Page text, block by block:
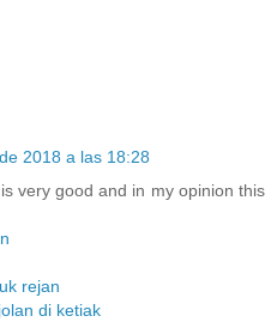
2018 a las 18:28
very good and in my opinion this
rejan
di ketiak